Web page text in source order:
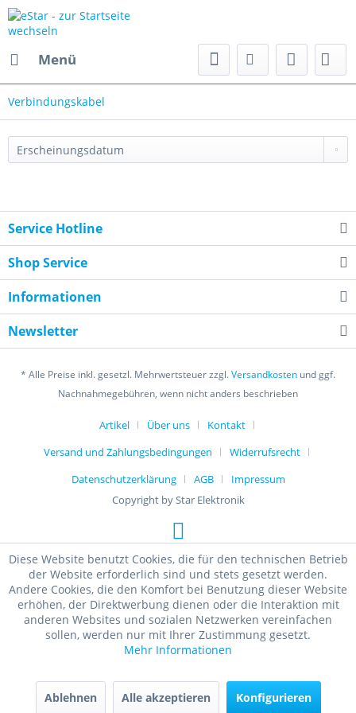
Menü
Verbindungskabel
Service Hotline
Shop Service
Informationen
Newsletter
* Alle Preise inkl. gesetzl. Mehrwertsteuer zzgl.Versandkosten und ggf.
Nachnahmegebühren, wenn nicht anders beschrieben
Artikel Über uns
Kontakt
Versand und Zahlungsbedingungen
Widerrufsrecht
Datenschutzerklärung
AGB
Impressum
Copyright by Star Elektronik
Diese Website benutzt Cookies, die für den technischen Betrieb
der Website erforderlich sind und stets gesetzt werden.
Andere Cookies, die den Komfort bei Benutzung dieser Website
erhöhen, der Direktwerbung dienen oder die Interaktion mit
anderen Websites und sozialen Netzwerken vereinfachen
sollen, werden nur mit Ihrer Zustimmung gesetzt.
Mehr Informationen
Ablehnen Alle akzeptieren Konfigurieren